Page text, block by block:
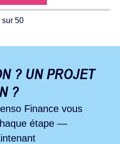
sur 50
? UN PROJET
?
Finance vous
étape —